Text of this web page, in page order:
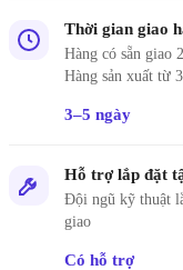
Thời gian giao
Hàng có sẵn giao
Hàng sản xuất từ
3–5 ngày
Hỗ trợ lắp đặt
Đội ngũ kỹ thuật
giao
Có hỗ trợ